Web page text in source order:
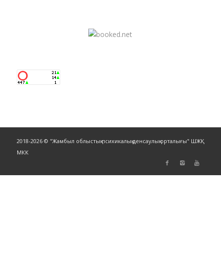
2018-2026 © "Жамбыл облыстық психикалық денсаулық орталығы" ШЖҚ
МКК